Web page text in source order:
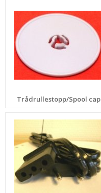
Trådrullestopp/Spool cap